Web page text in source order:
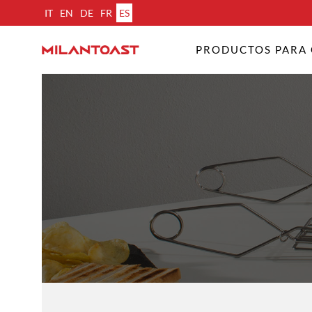
IT EN DE FR ES
PRODUCTOS PARA